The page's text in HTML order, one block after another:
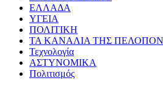
ΕΛΛΑΔΑ
ΥΓΕΙΑ
ΠΟΛΙΤΙΚΗ
ΤΑ ΚΑΝΑΛΙΑ ΤΗΣ
Τεχνολογία
ΑΣΤΥΝΟΜΙΚΑ
Πολιτισμός